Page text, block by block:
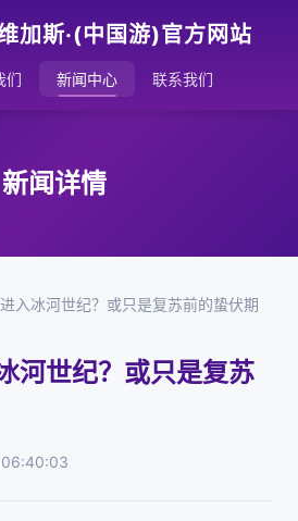
加斯·(中国游)官方网站
们 新闻中心 联系我们
新闻详情
入冰河世纪？或只是复苏前的蛰伏期
河世纪？或只是复苏
06:40:03